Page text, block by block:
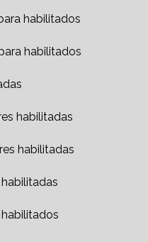
habilitados
habilitados
habilitadas
habilitadas